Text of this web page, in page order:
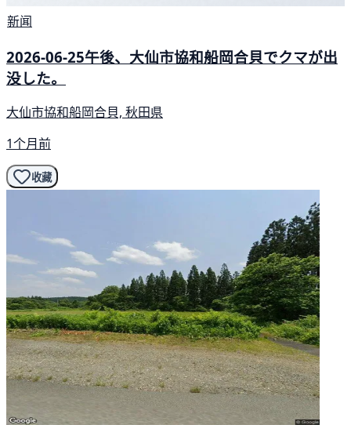
新闻
2026-06-25午後、大仙市協和船岡合貝でクマが出
没した。
大仙市協和船岡合貝, 秋田県
1个月前
收藏